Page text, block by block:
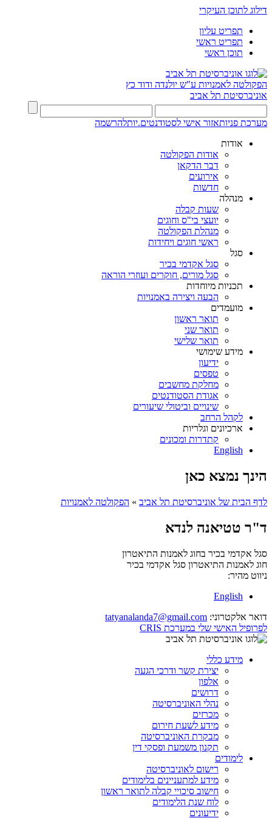
דילוג לתוכן העיקרי
תפריט עליון
תפריט ראשי
תוכן ראשי
הפקולטה לאמנויות ע"ש יולנדה ודוד כץ
אוניברסיטת תל אביב
מערכת פניותאזור אישי לסטודנטים.יותלהרשמה
אודות
אודות הפקולטה
דבר הדקאן
אירועים
חדשות
מנהלה
שעות קבלה
יועצי בי"ס וחוגים
מנהלת הפקולטה
ראשי חוגים ויחידות
סגל
סגל אקדמי בכיר
סגל מורים, חוקרים ועוזרי הוראה
תכניות מיוחדות
הבעה ויצירה באמנויות
מועמדים
תואר ראשון
תואר שני
תואר שלישי
מידע שימושי
ידיעון
טפסים
מחלקת מחשבים
אגודת הסטודנטים
שינויים וביטולי שיעורים
לקהל הרחב
ארכיונים וגלריות
קתדרות ומכונים
English
הינך נמצא כאן
לדף הבית של אוניברסיטת תל אביב » הפקולטה לאמנויות
ד"ר טטיאנה לנדא
סגל אקדמי בכיר בחוג לאמנות התיאטרון
חוג לאמנות התיאטרון סגל אקדמי בכיר
ניווט מהיר:
English
דואר אלקטרוני: tatyanalanda7@gmail.com
לפרופיל האישי שלי במערכת CRIS
מידע כללי
יצירת קשר ודרכי הגעה
אלפון
דרושים
נהלי האוניברסיטה
מכרזים
מידע לשעת חירום
מבקרת האוניברסיטה
תקנון משמעת ופסקי דין
לימודים
רישום לאוניברסיטה
מידע למתעניינים בלימודים
חישוב סיכויי קבלה לתואר ראשון
לוח שנת הלימודים
ידיעונים